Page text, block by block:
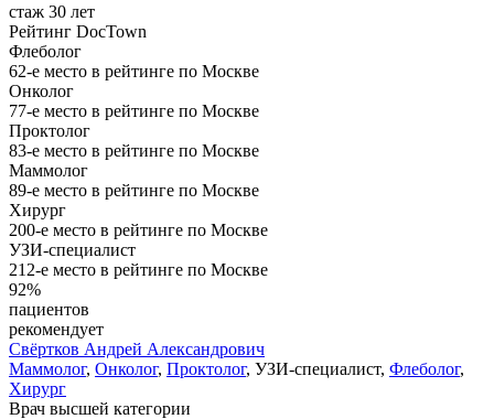
стаж 30 лет
Рейтинг DocTown
Флеболог
62-е место в рейтинге по Москве
Онколог
77-е место в рейтинге по Москве
Проктолог
83-е место в рейтинге по Москве
Маммолог
89-е место в рейтинге по Москве
Хирург
200-е место в рейтинге по Москве
УЗИ-специалист
212-е место в рейтинге по Москве
92%
пациентов
рекомендует
Свёртков Андрей Александрович
Маммолог, Онколог, Проктолог, УЗИ-специалист, Флеболог,
Хирург
Врач высшей категории